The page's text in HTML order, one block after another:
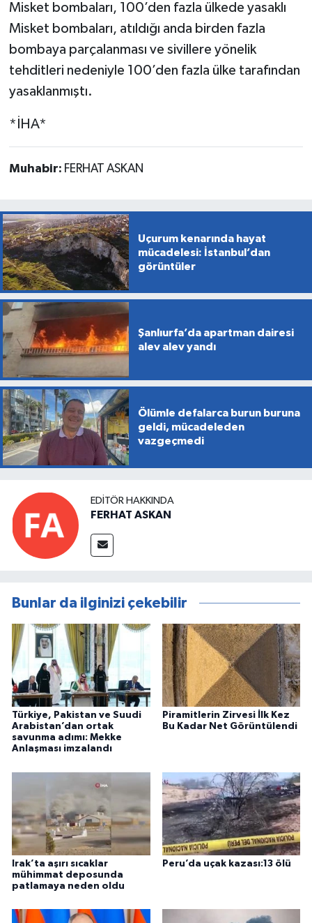
Misket bombaları, 100’den fazla ülkede yasaklı
Misket bombaları, atıldığı anda birden fazla
bombaya parçalanması ve sivillere yönelik
tehditleri nedeniyle 100’den fazla ülke tarafından
yasaklanmıştı.
*İHA*
Muhabir: FERHAT ASKAN
Uçurum kenarında hayat
mücadelesi: İstanbul’dan
görüntüler
Şanlıurfa’da apartman dairesi
alev alev yandı
Ölümle defalarca burun buruna
geldi, mücadeleden
vazgeçmedi
EDITÖR HAKKINDA
FERHAT ASKAN
Bunlar da ilginizi çekebilir
Türkiye, Pakistan ve Suudi
Arabistan’dan ortak
savunma adımı: Mekke
Anlaşması imzalandı
Piramitlerin Zirvesi İlk Kez
Bu Kadar Net Görüntülendi
Irak’ta aşırı sıcaklar
mühimmat deposunda
patlamaya neden oldu
Peru’da uçak kazası:13 ölü